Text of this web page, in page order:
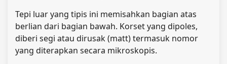
Tepi luar yang tipis ini memisahkan bagian atas
berlian dari bagian bawah. Korset yang dipoles,
diberi segi atau dirusak (matt) termasuk nomor
yang diterapkan secara mikroskopis.